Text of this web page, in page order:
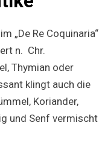
„De Re Coquinaria“
n. Chr.
Thymian oder
klingt auch die
Koriander,
und Senf vermischt